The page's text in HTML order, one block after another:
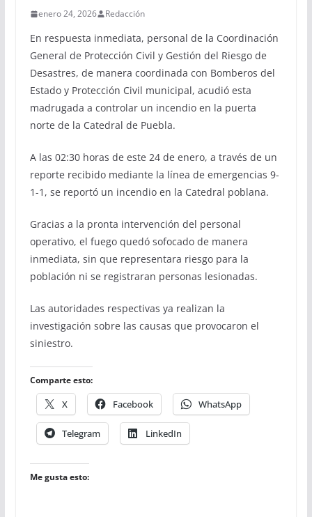
enero 24, 2026 Redacción
En respuesta inmediata, personal de la Coordinación
General de Protección Civil y Gestión del Riesgo de
Desastres, de manera coordinada con Bomberos del
Estado y Protección Civil municipal, acudió esta
madrugada a controlar un incendio en la puerta
norte de la Catedral de Puebla.
A las 02:30 horas de este 24 de enero, a través de un
reporte recibido mediante la línea de emergencias 9-
1-1, se reportó un incendio en la Catedral poblana.
Gracias a la pronta intervención del personal
operativo, el fuego quedó sofocado de manera
inmediata, sin que representara riesgo para la
población ni se registraran personas lesionadas.
Las autoridades respectivas ya realizan la
investigación sobre las causas que provocaron el
siniestro.
Comparte esto:
X Facebook WhatsApp
Telegram LinkedIn
Me gusta esto: